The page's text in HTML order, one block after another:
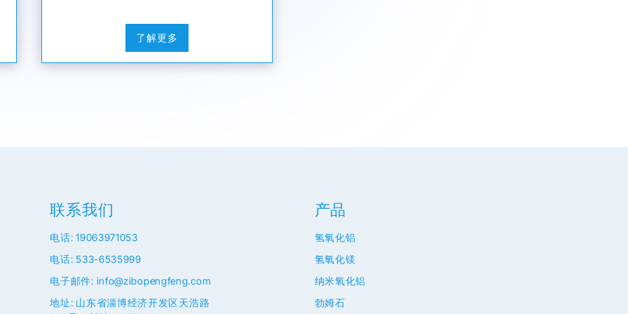
了解更多
联系我们
电话: 19063971053
电话: 533-6535999
电子邮件: info@zibopengfeng.com
地址: 山东省淄博经济开发区天浩路
产品
氢氧化铝
氢氧化镁
纳米氧化铝
勃姆石